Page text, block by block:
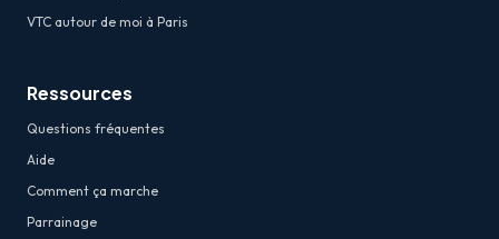
VTC autour de moi à Paris
Ressources
Questions fréquentes
Aide
Comment ça marche
Parrainage